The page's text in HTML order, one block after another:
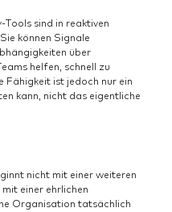
Tools sind in reaktiven
können Signale
über
helfen, schnell zu
Fähigkeit ist jedoch nur ein
kann, nicht das eigentliche
nicht mit einer weiteren
einer ehrlichen
Organisation tatsächlich